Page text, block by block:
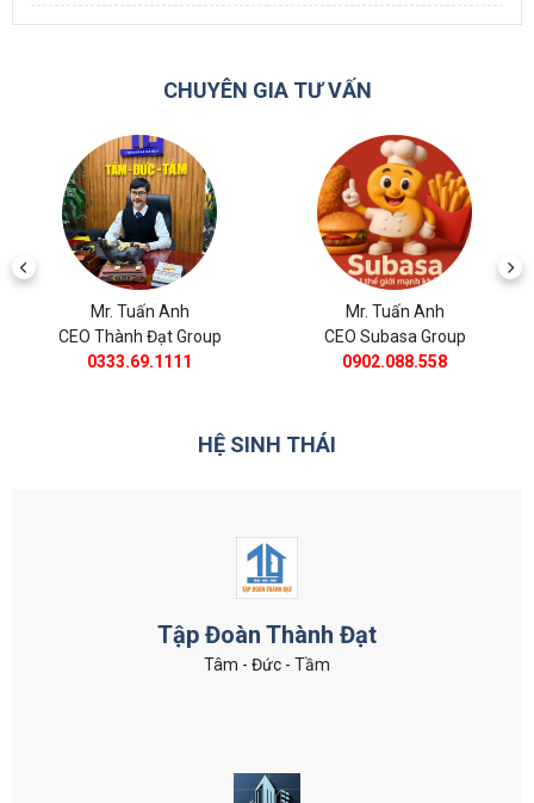
CHUYÊN GIA TƯ VẤN
Mr. Tuấn Anh
CEO Thành Đạt Group
0333.69.1111
Mr. Tuấn Anh
CEO Subasa Group
0902.088.558
HỆ SINH THÁI
Tập Đoàn Thành Đạt
Tâm - Đức - Tầm